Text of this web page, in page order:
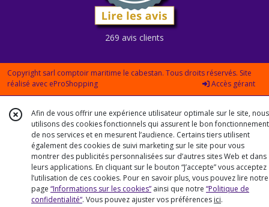
269 avis clients
Copyright sarl comptoir maritime le cabestan. Tous droits réservés. Site
réalisé avec eProShopping Accès gérant
Afin de vous offrir une expérience utilisateur optimale sur le site, nous
utilisons des cookies fonctionnels qui assurent le bon fonctionnement
de nos services et en mesurent l’audience. Certains tiers utilisent
également des cookies de suivi marketing sur le site pour vous
montrer des publicités personnalisées sur d’autres sites Web et dans
leurs applications. En cliquant sur le bouton “J’accepte” vous acceptez
l’utilisation de ces cookies. Pour en savoir plus, vous pouvez lire notre
page “Informations sur les cookies” ainsi que notre “Politique de
confidentialité“. Vous pouvez ajuster vos préférences ici.